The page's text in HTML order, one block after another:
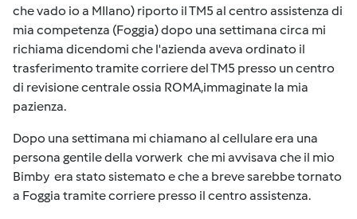
che vado io a MIlano) riporto il TM5 al centro assistenza di
mia competenza (Foggia) dopo una settimana circa mi
richiama dicendomi che l'azienda aveva ordinato il
trasferimento tramite corriere del TM5 presso un centro
di revisione centrale ossia ROMA,immaginate la mia
pazienza.
Dopo una settimana mi chiamano al cellulare era una
persona gentile della vorwerk che mi avvisava che il mio
Bimby era stato sistemato e che a breve sarebbe tornato
a Foggia tramite corriere presso il centro assistenza.